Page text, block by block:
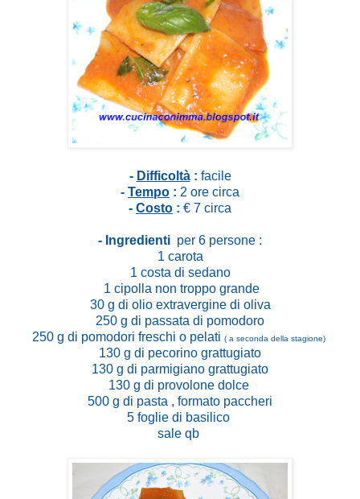
- Difficoltà: facile
- Tempo : 2 ore circa
- Costo : € 7 circa
- Ingredienti per 6 persone :
1 carota
1 costa di sedano
1 cipolla non troppo grande
30 g di olio extravergine di oliva
250 g di passata di pomodoro
250 g di pomodori freschi o pelati ( a seconda della stagione)
130 g di pecorino grattugiato
130 g di parmigiano grattugiato
130 g di provolone dolce
500 g di pasta , formato paccheri
5 foglie di basilico
sale qb